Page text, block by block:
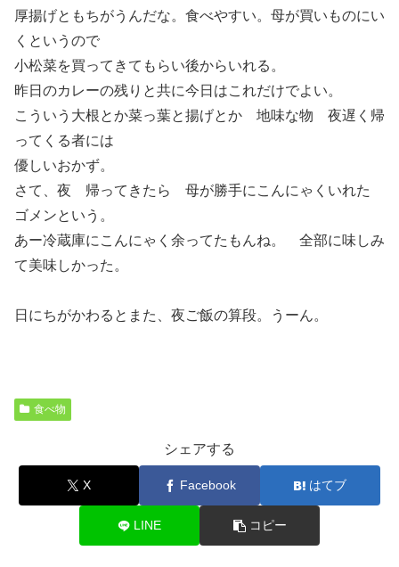
厚揚げともちがうんだな。食べやすい。母が買いものにい
くというので
小松菜を買ってきてもらい後からいれる。
昨日のカレーの残りと共に今日はこれだけでよい。
こういう大根とか菜っ葉と揚げとか 地味な物 夜遅く帰
ってくる者には
優しいおかず。
さて、夜 帰ってきたら 母が勝手にこんにゃくいれた
ゴメンという。
あー冷蔵庫にこんにゃく余ってたもんね。 全部に味しみ
て美味しかった。
日にちがかわるとまた、夜ご飯の算段。うーん。
食べ物
シェアする
X Facebook はてブ
LINE コピー